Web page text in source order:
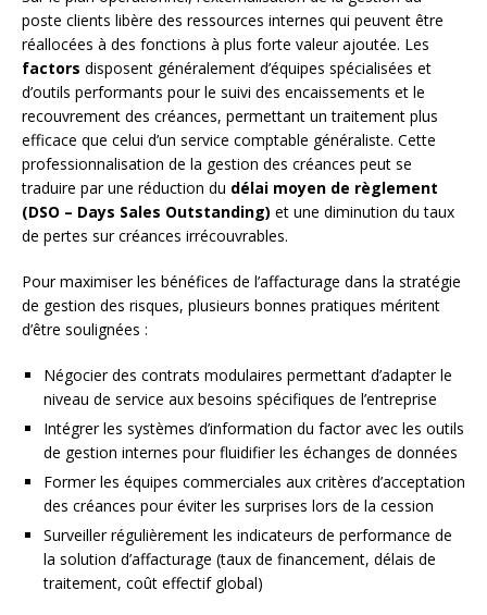
poste clients libère des ressources internes qui peuvent être
réallocées à des fonctions à plus forte valeur ajoutée. Les
factors disposent généralement d’équipes spécialisées et
d’outils performants pour le suivi des encaissements et le
recouvrement des créances, permettant un traitement plus
efficace que celui d’un service comptable généraliste. Cette
professionnalisation de la gestion des créances peut se
traduire par une réduction du délai moyen de règlement
(DSO – Days Sales Outstanding) et une diminution du taux
de pertes sur créances irrécouvrables.
Pour maximiser les bénéfices de l’affacturage dans la stratégie
de gestion des risques, plusieurs bonnes pratiques méritent
d’être soulignées :
Négocier des contrats modulaires permettant d’adapter le
niveau de service aux besoins spécifiques de l’entreprise
Intégrer les systèmes d’information du factor avec les outils
de gestion internes pour fluidifier les échanges de données
Former les équipes commerciales aux critères d’acceptation
des créances pour éviter les surprises lors de la cession
Surveiller régulièrement les indicateurs de performance de
la solution d’affacturage (taux de financement, délais de
traitement, coût effectif global)